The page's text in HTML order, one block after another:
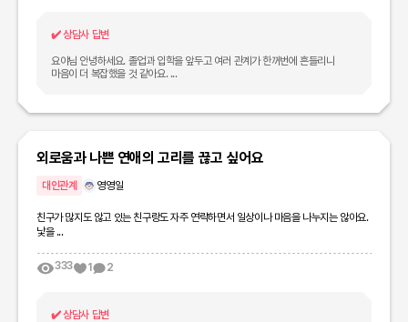
✔️상담사 답변
요야님 안녕하세요. 졸업과 입학을 앞두고 여러 관계가 한꺼번에 흔들리니
마음이 더 복잡했을 것 같아요. ...
외로움과 나쁜 연애의 고리를 끊고 싶어요
대인관계 영영일
친구가 많지도 않고 있는 친구랑도 자주 연락하면서 일상이나 마음을 나누지는 않아요.
낯을 ...
333 1 2
✔️상담사 답변